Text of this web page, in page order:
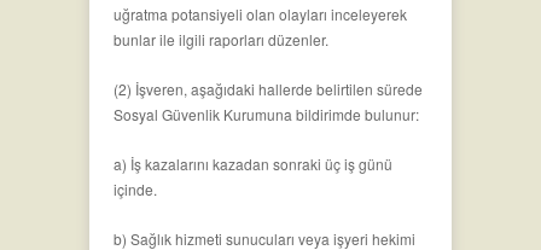
uğratma potansiyeli olan olayları inceleyerek
bunlar ile ilgili raporları düzenler.
(2) İşveren, aşağıdaki hallerde belirtilen sürede
Sosyal Güvenlik Kurumuna bildirimde bulunur:
a) İş kazalarını kazadan sonraki üç iş günü
içinde.
b) Sağlık hizmeti sunucuları veya işyeri hekimi